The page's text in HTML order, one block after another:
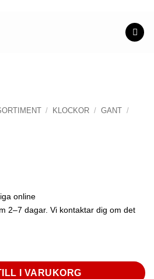
/ KLOCKOR / GANT /
online
2–7 dagar. Vi kontaktar dig om det
I VARUKORG